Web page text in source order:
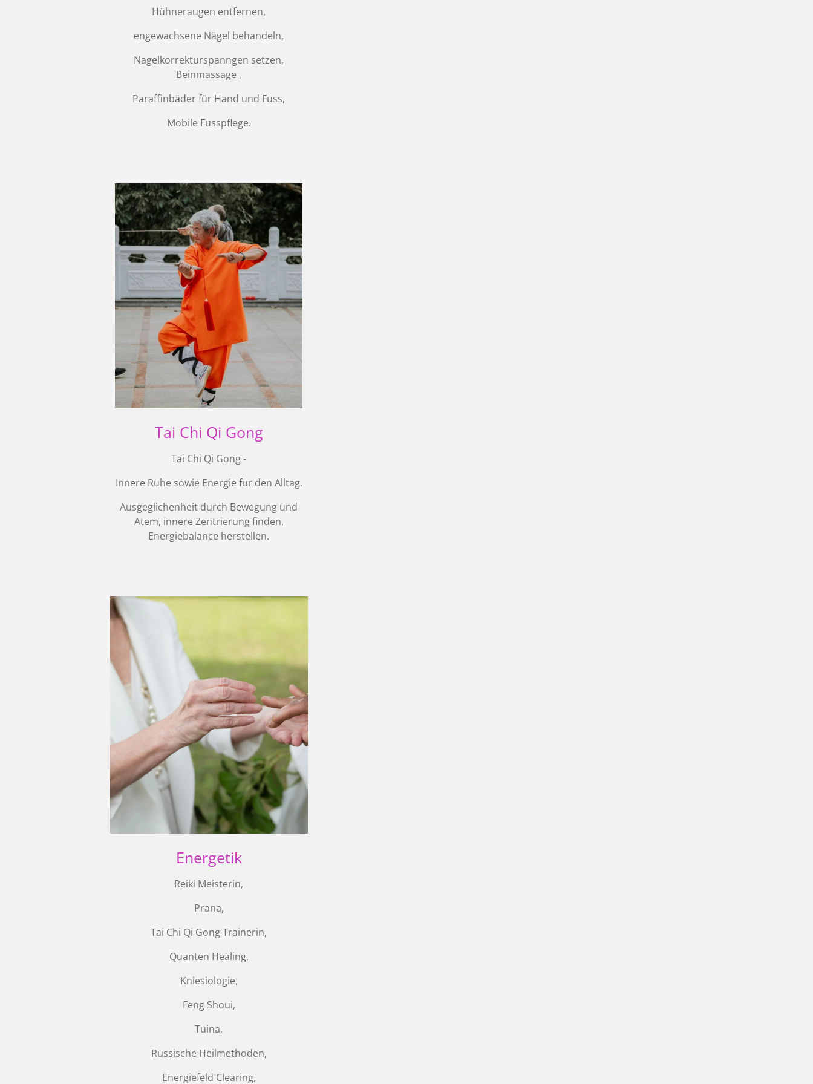
Hühneraugen entfernen,
engewachsene Nägel behandeln,
Nagelkorrekturspanngen setzen,
Beinmassage ,
Paraffinbäder für Hand und Fuss,
Mobile Fusspflege.
Tai Chi Qi Gong
Tai Chi Qi Gong -
Innere Ruhe sowie Energie für den Alltag.
Ausgeglichenheit durch Bewegung und
Atem, innere Zentrierung finden,
Energiebalance herstellen.
Energetik
Reiki Meisterin,
Prana,
Tai Chi Qi Gong Trainerin,
Quanten Healing,
Kniesiologie,
Feng Shoui,
Tuina,
Russische Heilmethoden,
Energiefeld Clearing,